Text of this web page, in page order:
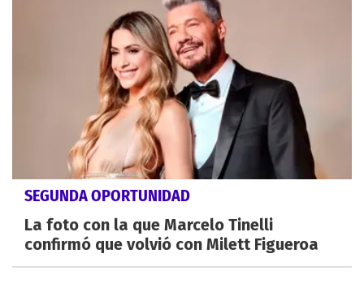
SEGUNDA OPORTUNIDAD
La foto con la que Marcelo Tinelli
confirmó que volvió con Milett Figueroa